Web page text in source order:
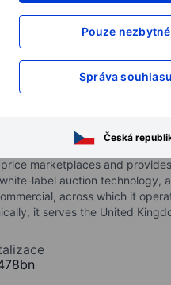
Pouze nezbytné
Správa souhlasu
Česká
XXXXXXX
XXXXXXX
XXXXXXX
Otevřete si
that powers the
marketplaces and
label auction
across which it
it serves the United